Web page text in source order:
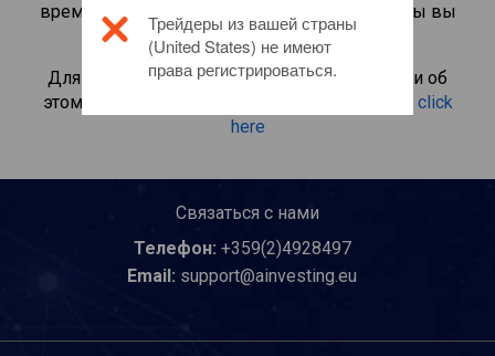
времени и получайте дивиденды, как если бы вы
владели самой акцией.
Для получения дополнительной информации об
этом инвестиционном продукте, пожалуйста click
here
Связаться с нами
Телефон: +359(2)4928497
Email: support@ainvesting.eu
Трейдеры из вашей страны
(United States) не имеют
права регистрироваться.